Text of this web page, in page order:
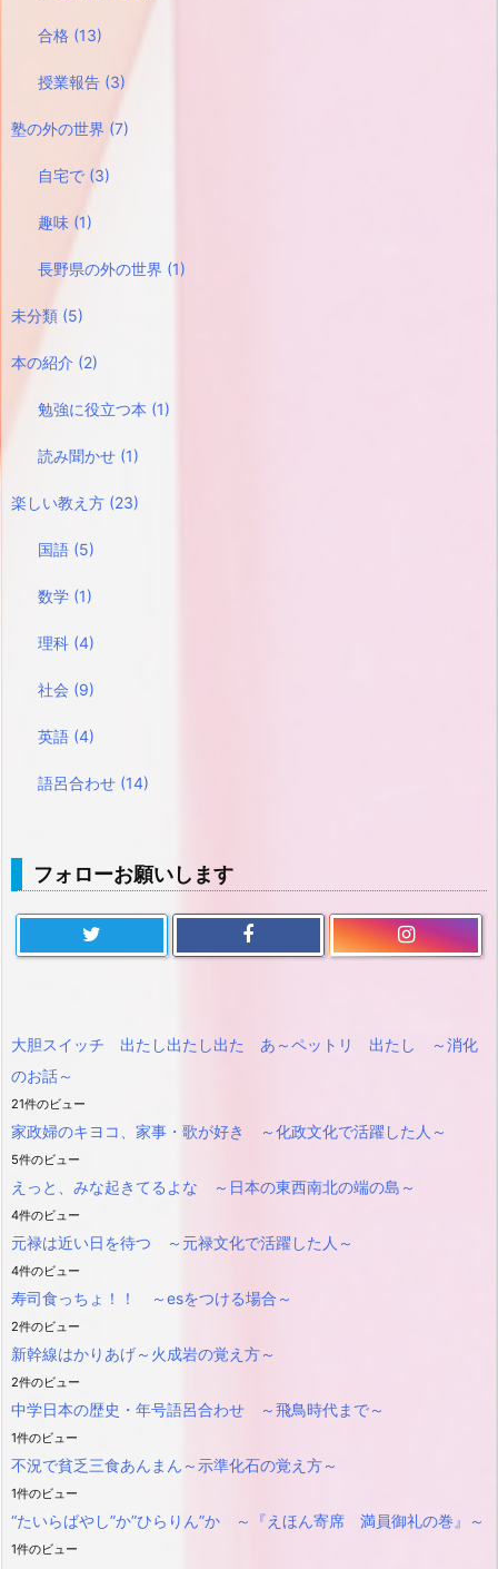
合格 (13)
授業報告 (3)
塾の外の世界 (7)
自宅で (3)
趣味 (1)
長野県の外の世界 (1)
未分類 (5)
本の紹介 (2)
勉強に役立つ本 (1)
読み聞かせ (1)
楽しい教え方 (23)
国語 (5)
数学 (1)
理科 (4)
社会 (9)
英語 (4)
語呂合わせ (14)
フォローお願いします
大胆スイッチ 出たし出たし出た あ～ペットリ 出たし ～消化
のお話～
21件のビュー
家政婦のキヨコ、家事・歌が好き ～化政文化で活躍した人～
5件のビュー
えっと、みな起きてるよな ～日本の東西南北の端の島～
4件のビュー
元禄は近い日を待つ ～元禄文化で活躍した人～
4件のビュー
寿司食っちょ！！ ～esをつける場合～
2件のビュー
新幹線はかりあげ～火成岩の覚え方～
2件のビュー
中学日本の歴史・年号語呂合わせ ～飛鳥時代まで～
1件のビュー
不況で貧乏三食あんまん～示準化石の覚え方～
1件のビュー
“たいらばやし”か”ひらりん”か ～『えほん寄席 満員御礼の巻』～
1件のビュー